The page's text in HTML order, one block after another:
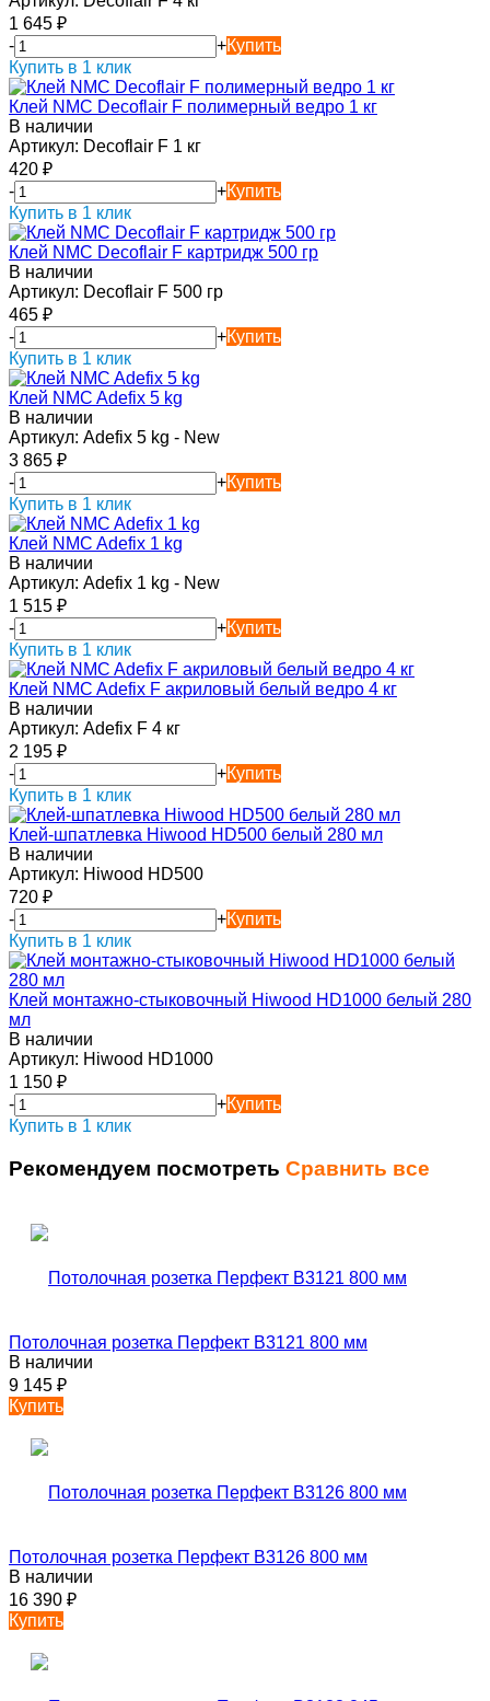
1 645 ₽
-
+Купить
Купить в 1 клик
Клей NMC Decoflair F полимерный ведро 1 кг
В наличии
Артикул: Decoflair F 1 кг
420 ₽
-
+Купить
Купить в 1 клик
Клей NMC Decoflair F картридж 500 гр
В наличии
Артикул: Decoflair F 500 гр
465 ₽
-
+Купить
Купить в 1 клик
Клей NMC Adefix 5 kg
В наличии
Артикул: Adefix 5 kg - New
3 865 ₽
-
+Купить
Купить в 1 клик
Клей NMC Adefix 1 kg
В наличии
Артикул: Adefix 1 kg - New
1 515 ₽
-
+Купить
Купить в 1 клик
Клей NMC Adefix F акриловый белый ведро 4 кг
В наличии
Артикул: Adefix F 4 кг
2 195 ₽
-
+Купить
Купить в 1 клик
Клей-шпатлевка Hiwood HD500 белый 280 мл
В наличии
Артикул: Hiwood HD500
720 ₽
-
+Купить
Купить в 1 клик
Клей монтажно-стыковочный Hiwood HD1000 белый 280
мл
В наличии
Артикул: Hiwood HD1000
1 150 ₽
-
+Купить
Купить в 1 клик
Рекомендуем посмотреть Сравнить все
Потолочная розетка Перфект B3121 800 мм
В наличии
9 145 ₽
Купить
Потолочная розетка Перфект B3126 800 мм
В наличии
16 390 ₽
Купить